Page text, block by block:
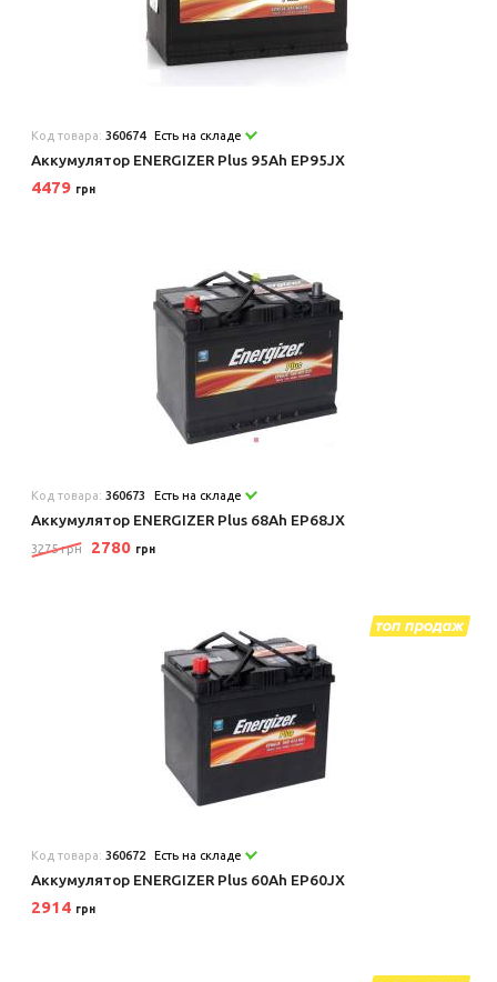
Код товара:360674 Есть на складе
Аккумулятор ENERGIZER Plus 95Ah EP95JX
4479 грн
Код товара:360673 Есть на складе
Аккумулятор ENERGIZER Plus 68Ah EP68JX
3275 грн 2780 грн
Код товара:360672 Есть на складе
Аккумулятор ENERGIZER Plus 60Ah EP60JX
2914 грн